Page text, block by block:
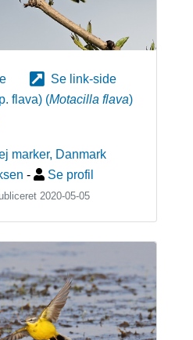
Se link-side
flava) (Motacilla flava)
marker, Danmark
- Se profil
2020-05-05